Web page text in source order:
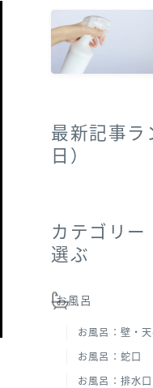
最新記事ラ
日）
カテゴリー
選ぶ
お風呂
お風呂：壁・
お風呂：蛇口
お風呂：排水口